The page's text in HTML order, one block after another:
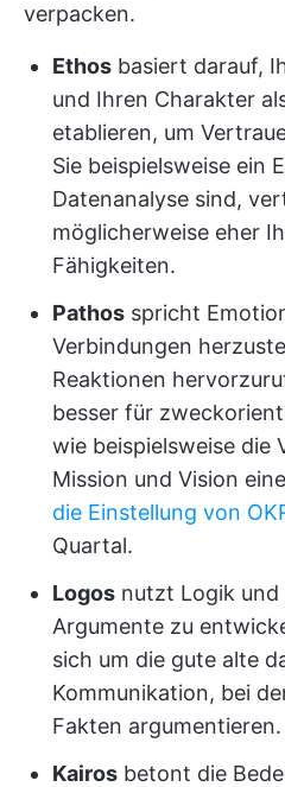
verpacken.
Ethos basiert darauf,
und Ihren Charakter
etablieren, um
Sie beispielsweise ein
Datenanalyse sind,
möglicherweise eher
Fähigkeiten.
Pathos spricht
Verbindungen
Reaktionen
besser für
wie beispielsweise die
Mission und Vision
die Einstellung von
Quartal.
Logos nutzt Logik
Argumente zu
sich um die gute alte
Kommunikation, bei
Fakten argumentieren.
Kairos betont die